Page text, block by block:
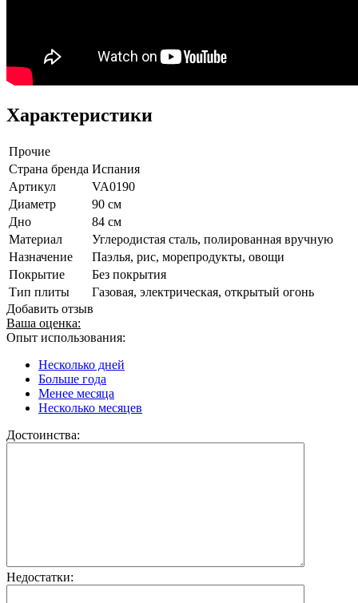
Характеристики
Прочие
Страна бренда Испания
Артикул
VA0190
Диаметр
90 см
Дно
84 см
Материал
Углеродистая сталь, полированная вручную
Назначение
Паэлья, рис, морепродукты, овощи
Покрытие
Без покрытия
Тип плиты
Газовая, электрическая, открытый огонь
Добавить отзыв
Ваша оценка:
Опыт использования:
Несколько дней
Больше года
Менее месяца
Несколько месяцев
Достоинства:
Недостатки: